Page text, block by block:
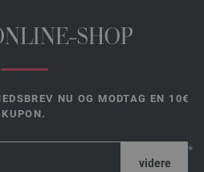
SHOP
NU OG MODTAG EN 10€
KUPON.
*